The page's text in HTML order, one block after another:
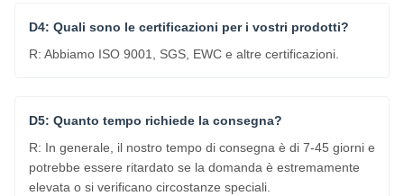
D4: Quali sono le certificazioni per i vostri prodotti?
R: Abbiamo ISO 9001, SGS, EWC e altre certificazioni.
D5: Quanto tempo richiede la consegna?
R: In generale, il nostro tempo di consegna è di 7-45 giorni e
potrebbe essere ritardato se la domanda è estremamente
elevata o si verificano circostanze speciali.